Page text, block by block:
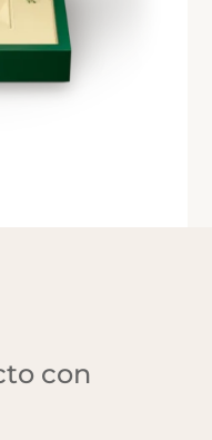
con